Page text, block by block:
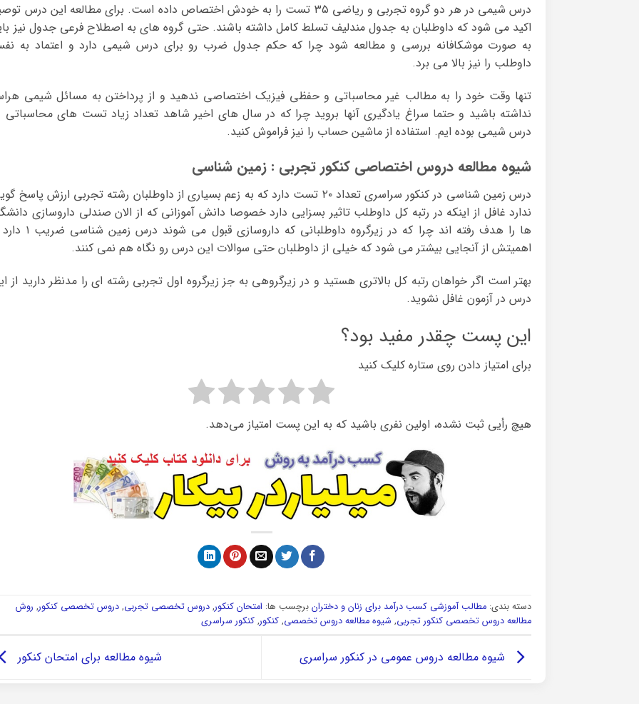
درس شیمی در هر دو گروه تجربی و ریاضی ۳۵ تست را به خودش اختصاص داده است. برای مطالعه این درس
اکید می شود که داوطلبان به جدول مندلیف تسلط کامل داشته باشند. حتی گروه های به اصطلاح فرعی جدول نیز
به صورت موشکافانه بررسی و مطالعه شود چرا که حکم جدول ضرب رو برای درس شیمی دارد و اعتماد به
داوطلب را نیز بالا می برد.
تنها وقت خود را به مطالب غیر محاسباتی و حفظی فیزیک اختصاصی ندهید و از پرداختن به مسائل شیمی
نداشته باشید و حتما سراغ یادگیری آنها بروید چرا که در سال های اخیر شاهد تعداد زیاد تست های محاسباتی
درس شیمی بوده ایم. استفاده از ماشین حساب را نیز فراموش کنید.
شیوه مطالعه دروس اختصاصی کنکور تجربی : زمین شناسی
درس زمین شناسی در کنکور سراسری تعداد ۲۰ تست دارد که به زعم بسیاری از داوطلبان رشته تجربی ارزش پاسخ
ندارد غافل از اینکه در رتبه کل داوطلب تاثیر بسزایی دارد خصوصا دانش آموزانی که از الان صندلی داروسازی
ها را هدف رفته اند چرا که در زیرگروه داوطلبانی که داروسازی
اهمیتش از آنجایی بیشتر می شود که خیلی از داوطلبان حتی سوالات این درس رو نگاه هم نمی کنند.
بهتر است اگر خواهان رتبه کل بالاتری هستید و در زیرگروهی به جز زیرگروه اول تجربی رشته ای را مدنظر دارید از
درس در آزمون غافل نشوید.
این پست چقدر مفید بود؟
برای امتیاز دادن روی ستاره کلیک کنید
هیچ رأیی ثبت نشده، اولین نفری باشید که به این پست امتیاز می‌دهد.
دسته بندی: مطالب آموزشی کسب درآمد برای زنان و دخترانبرچسب ها: امتحان کنکور, دروس تخصصی تجربی, دروس تخصصی کنکور, روش
مطالعه دروس تخصصی کنکور تجربی, شیوه مطالعه دروس تخصصی, کنکور, کنکور سراسری
شیوه مطالعه دروس عمومی در کنکور سراسری شیوه مطالعه برای امتحان کنکور